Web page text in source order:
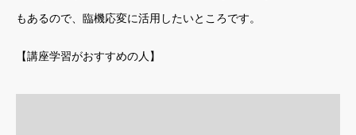
もあるので、臨機応変に活用したいところです。
【講座学習がおすすめの人】